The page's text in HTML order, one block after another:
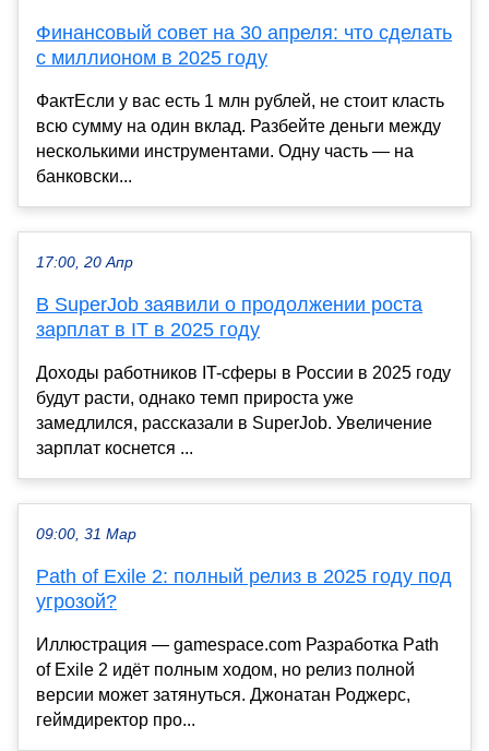
Финансовый совет на 30 апреля: что сделать
с миллионом в 2025 году
ФактЕсли у вас есть 1 млн рублей, не стоит класть
всю сумму на один вклад. Разбейте деньги между
несколькими инструментами. Одну часть — на
банковски...
17:00, 20 Апр
В SuperJob заявили о продолжении роста
зарплат в IT в 2025 году
Доходы работников IT-сферы в России в 2025 году
будут расти, однако темп прироста уже
замедлился, рассказали в SuperJob. Увеличение
зарплат коснется ...
09:00, 31 Мар
Path of Exile 2: полный релиз в 2025 году под
угрозой?
Иллюстрация — gamespace.com Разработка Path
of Exile 2 идёт полным ходом, но релиз полной
версии может затянуться. Джонатан Роджерс,
геймдиректор про...